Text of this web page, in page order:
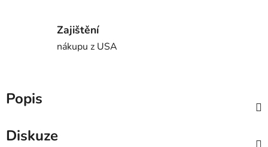
Zajištění
nákupu z USA
Popis
Diskuze